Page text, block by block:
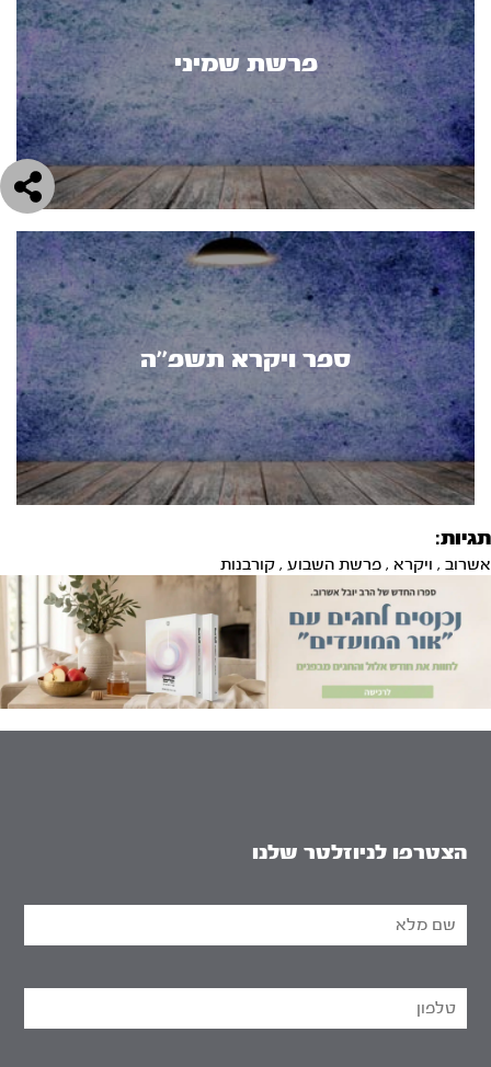
פרשת שמיני
ספר ויקרא תשפ''ה
תגיות:
אשרוב , ויקרא , פרשת השבוע , קורבנות
הצטרפו לניוזלטר שלנו